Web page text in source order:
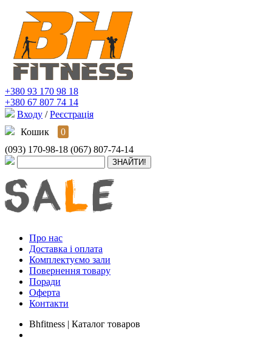
+380 93 170 98 18
+380 67 807 74 14
Входу / Реєстрація
Кошик
0
(093) 170-98-18 (067) 807-74-14
Про нас
Доставка і оплата
Комплектуємо зали
Повернення товару
Поради
Оферта
Контакти
Bhfitness | Каталог товаров